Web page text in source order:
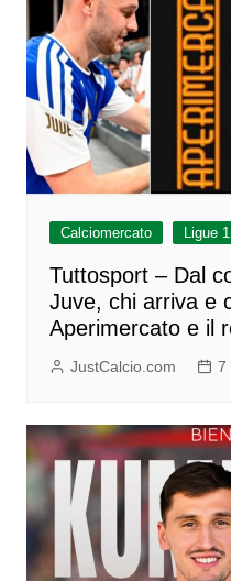
Calciomercato Ligue 1
Tuttosport – Dal
Juve, chi arriva e
Aperimercato e il
JustCalcio.com 7